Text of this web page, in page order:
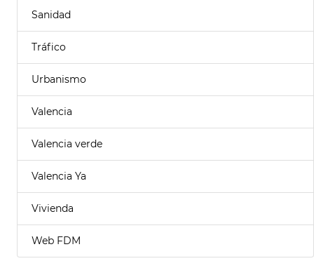
Sanidad
Tráfico
Urbanismo
Valencia
Valencia verde
Valencia Ya
Vivienda
Web FDM